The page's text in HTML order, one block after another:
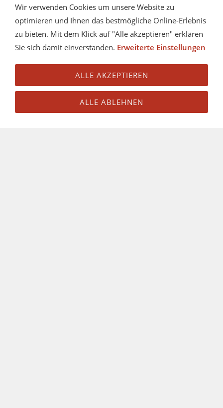
Wir verwenden Cookies um unsere Website zu
optimieren und Ihnen das bestmögliche Online-Erlebnis
zu bieten. Mit dem Klick auf "Alle akzeptieren" erklären
Sie sich damit einverstanden. Erweiterte Einstellungen
ALLE AKZEPTIEREN
ALLE ABLEHNEN